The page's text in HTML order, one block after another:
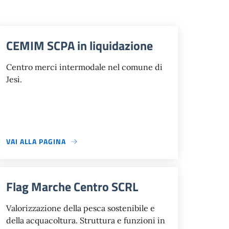
CEMIM SCPA in liquidazione
Centro merci intermodale nel comune di
Jesi.
VAI ALLA PAGINA
Flag Marche Centro SCRL
Valorizzazione della pesca sostenibile e
della acquacoltura. Struttura e funzioni in